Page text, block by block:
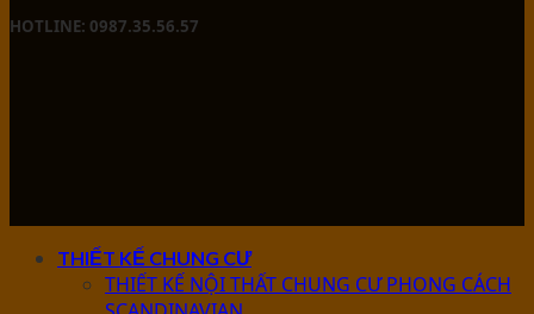
HOTLINE: 0987.35.56.57
THIẾT KẾ CHUNG CƯ
THIẾT KẾ NỘI THẤT CHUNG CƯ PHONG CÁCH